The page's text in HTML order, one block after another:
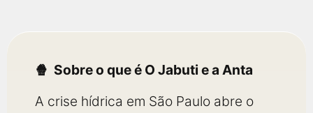
Sobre o que é O Jabuti e a Anta
A crise hídrica em São Paulo abre o